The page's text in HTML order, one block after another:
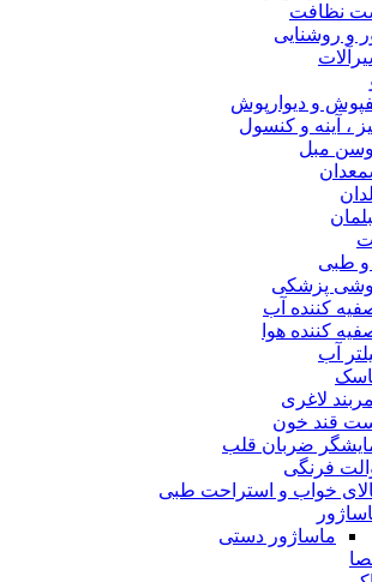
نظافت
و روشنایی
و دیوارپوش
، آینه و کنسول
مبل
طبی
پزشکی
کننده آب
کننده هوا
آب
لاغری
قند خون
ضربان قلب
فرنگی
خواب و استراحت طبی
ماساژور دستی